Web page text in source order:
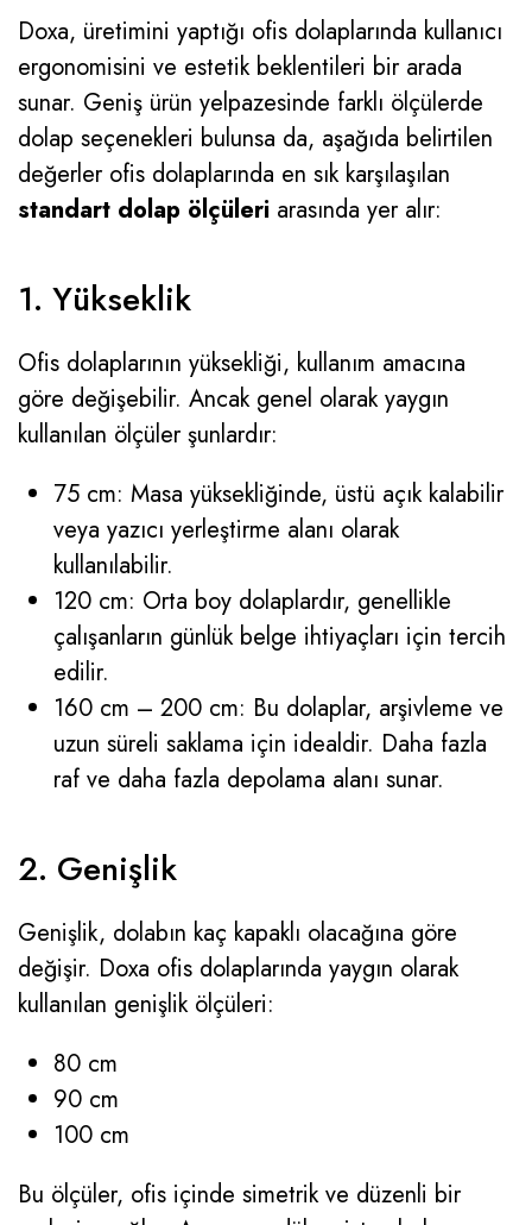
Doxa, üretimini yaptığı ofis dolaplarında kullanıcı
ergonomisini ve estetik beklentileri bir arada
sunar. Geniş ürün yelpazesinde farklı ölçülerde
dolap seçenekleri bulunsa da, aşağıda belirtilen
değerler ofis dolaplarında en sık karşılaşılan
standart dolap ölçüleri arasında yer alır:
1. Yükseklik
Ofis dolaplarının yüksekliği, kullanım amacına
göre değişebilir. Ancak genel olarak yaygın
kullanılan ölçüler şunlardır:
75 cm: Masa yüksekliğinde, üstü açık kalabilir
veya yazıcı yerleştirme alanı olarak
kullanılabilir.
120 cm: Orta boy dolaplardır, genellikle
çalışanların günlük belge ihtiyaçları için tercih
edilir.
160 cm – 200 cm: Bu dolaplar, arşivleme ve
uzun süreli saklama için idealdir. Daha fazla
raf ve daha fazla depolama alanı sunar.
2. Genişlik
Genişlik, dolabın kaç kapaklı olacağına göre
değişir. Doxa ofis dolaplarında yaygın olarak
kullanılan genişlik ölçüleri:
80 cm
90 cm
100 cm
Bu ölçüler, ofis içinde simetrik ve düzenli bir